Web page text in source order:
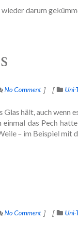
darum
No Comment Uni-
hält, auch wenn
das Pech
– im Beispiel mit
No Comment Uni-